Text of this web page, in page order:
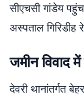
सीएचसी गांडेय
अस्पताल गिरिडीह
जमीन विवाद
देवरी थानांतर्गत